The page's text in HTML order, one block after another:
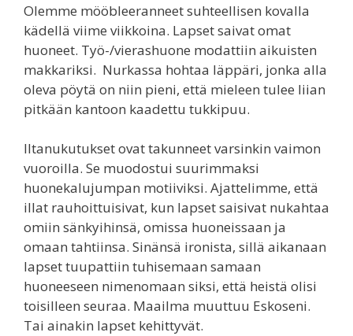
Olemme mööbleeranneet suhteellisen kovalla
kädellä viime viikkoina. Lapset saivat omat
huoneet. Työ-/vierashuone modattiin aikuisten
makkariksi. Nurkassa hohtaa läppäri, jonka alla
oleva pöytä on niin pieni, että mieleen tulee liian
pitkään kantoon kaadettu tukkipuu.
Iltanukutukset ovat takunneet varsinkin vaimon
vuoroilla. Se muodostui suurimmaksi
huonekalujumpan motiiviksi. Ajattelimme, että
illat rauhoittuisivat, kun lapset saisivat nukahtaa
omiin sänkyihinsä, omissa huoneissaan ja
omaan tahtiinsa. Sinänsä ironista, sillä aikanaan
lapset tuupattiin tuhisemaan samaan
huoneeseen nimenomaan siksi, että heistä olisi
toisilleen seuraa. Maailma muuttuu Eskoseni.
Tai ainakin lapset kehittyvät.